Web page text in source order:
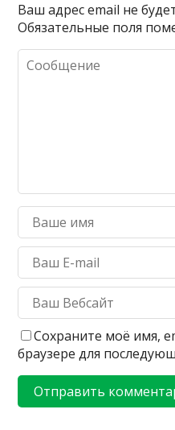
Ваш адрес email не
Обязательные поля
Сохраните моё имя,
браузере для